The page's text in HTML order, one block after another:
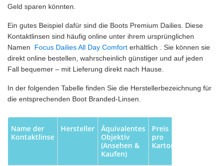
Geld sparen könnten.
Ein gutes Beispiel dafür sind die Boots Premium Dailies. Diese
Kontaktlinsen sind häufig online unter ihrem ursprünglichen
Namen Focus Dailies All Day Comfort erhältlich . Sie können sie
direkt online bestellen, wahrscheinlich günstiger und auf jeden
Fall bequemer – mit Lieferung direkt nach Hause.
In der folgenden Tabelle finden Sie die Herstellerbezeichnung für
die entsprechenden Boot Branded-Linsen.
Name der
Kontaktlinse
Hersteller
Äquivalentes
Objektiv
(Ansehen &
Kaufen)
Preis
pro
Karton